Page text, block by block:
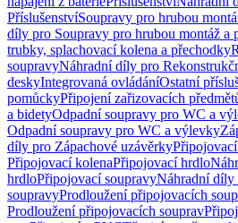
PříslušenstvíSoupravy pro hrubou
díly pro Soupravy pro hrubou montáž a
trubky, splachovací kolena a přechodky
soupravyNáhradní díly pro
deskyIntegrovaná ovládáníOstatní
pomůckyPřipojení zařizovacích
a bidetyOdpadní soupravy pro WC a
Odpadní soupravy pro WC a výlevky
díly pro Zápachové uzávěrky
Připojovací kolenaPřipojovací hrdlo
hrdloPřipojovací soupravyNáhradní díly
soupravyProdloužení připojovacích
Prodloužení připojovacích souprav